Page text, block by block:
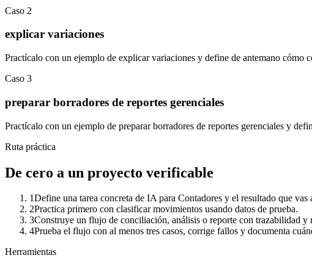
Caso 2
explicar variaciones
Practícalo con un ejemplo de explicar variaciones y define de antemano cómo
Caso 3
preparar borradores de reportes gerenciales
Practícalo con un ejemplo de preparar borradores de reportes gerenciales y
Ruta práctica
De cero a un proyecto verificable
1Define una tarea concreta de IA para Contadores y el resultado que vas
2Practica primero con clasificar movimientos usando datos de prueba.
3Construye un flujo de conciliación, análisis o reporte con trazabilidad y
4Prueba el flujo con al menos tres casos, corrige fallos y documenta
Herramientas